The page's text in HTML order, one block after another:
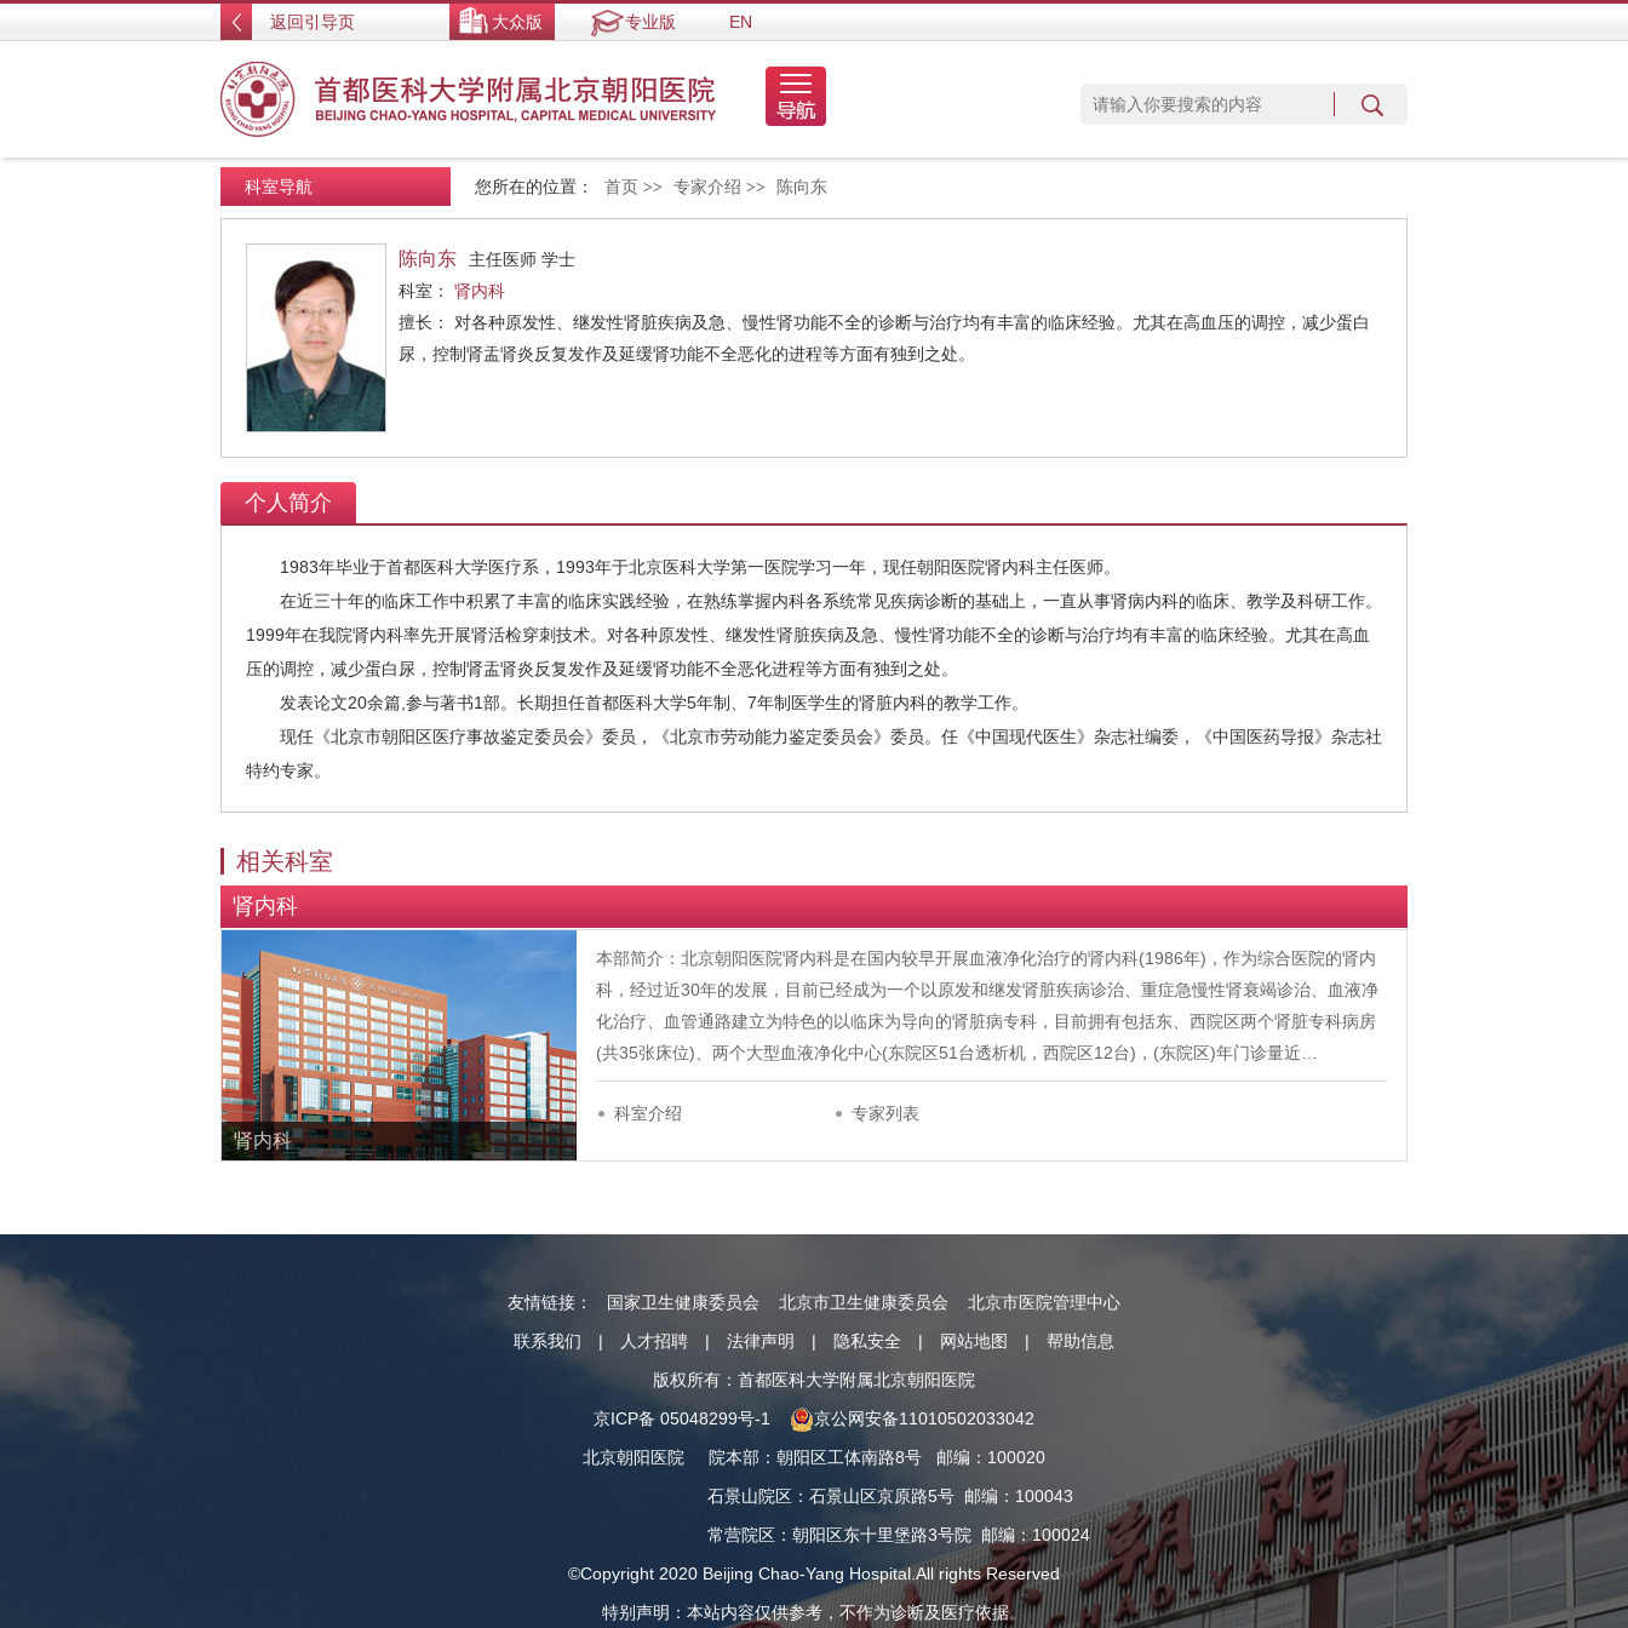
返回引导页 大众版 专业版 EN
您所在的位置： 首页 >> 专家介绍 >> 陈向东
科室导航
陈向东
主任医师 学士
科室： 肾内科
擅长： 对各种原发性、继发性肾脏疾病及急、慢性肾功能不全的诊断与治疗均有丰富的临床经验。尤其在高血压的调控，减少蛋白
尿，控制肾盂肾炎反复发作及延缓肾功能不全恶化的进程等方面有独到之处。
个人简介
1983年毕业于首都医科大学医疗系，1993年于北京医科大学第一医院学习一年，现任朝阳医院肾内科主任医师。
在近三十年的临床工作中积累了丰富的临床实践经验，在熟练掌握内科各系统常见疾病诊断的基础上，一直从事肾病内科的临床、教学及科研工作。
1999年在我院肾内科率先开展肾活检穿刺技术。对各种原发性、继发性肾脏疾病及急、慢性肾功能不全的诊断与治疗均有丰富的临床经验。尤其在高血
压的调控，减少蛋白尿，控制肾盂肾炎反复发作及延缓肾功能不全恶化进程等方面有独到之处。
发表论文20余篇,参与著书1部。长期担任首都医科大学5年制、7年制医学生的肾脏内科的教学工作。
现任《北京市朝阳区医疗事故鉴定委员会》委员，《北京市劳动能力鉴定委员会》委员。任《中国现代医生》杂志社编委，《中国医药导报》杂志社
特约专家。
相关科室
肾内科
肾内科
本部简介：北京朝阳医院肾内科是在国内较早开展血液净化治疗的肾内科(1986年)，作为综合医院的肾内
科，经过近30年的发展，目前已经成为一个以原发和继发肾脏疾病诊治、重症急慢性肾衰竭诊治、血液净
化治疗、血管通路建立为特色的以临床为导向的肾脏病专科，目前拥有包括东、西院区两个肾脏专科病房
(共35张床位)、两个大型血液净化中心(东院区51台透析机，西院区12台)，(东院区)年门诊量近…
科室介绍 专家列表
友情链接： 国家卫生健康委员会 北京市卫生健康委员会
北京市医院管理中心
联系我们
| 人才招聘 | 法律声明 | 隐私安全 | 网站地图 |
帮助信息
版权所有：首都医科大学附属北京朝阳医院
京ICP备 05048299号-1
京公网安备11010502033042
北京朝阳医院
院本部 ： 朝阳区工体南路8号 邮编：100020
石景山院区 ： 石景山区京原路5号 邮编：100043
常营院区 ： 朝阳区东十里堡路3号院 邮编：100024
©Copyright 2020 Beijing Chao-Yang Hospital.All rights Reserved
特别声明：本站内容仅供参考，不作为诊断及医疗依据。